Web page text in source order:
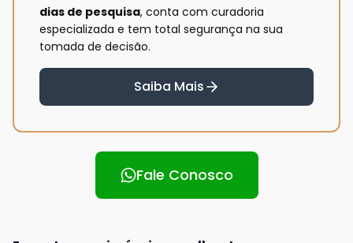
dias de pesquisa, conta com curadoria
especializada e tem total segurança na sua
tomada de decisão.
Saiba Mais
Fale Conosco